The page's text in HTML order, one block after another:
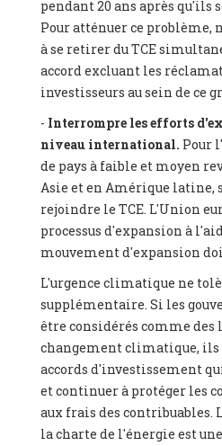
pendant 20 ans après qu'ils
Pour atténuer ce problème,
à se retirer du TCE
accord excluant les
investisseurs au sein de ce
- Interrompre les efforts
niveau international. Pour
de pays à faible et moyen
Asie et en Amérique latine,
rejoindre le TCE. L'Union
processus d'expansion à
mouvement d'expansion
L'urgence climatique ne
supplémentaire. Si les
être considérés comme des
changement climatique, ils
accords d'investissement
et continuer à protéger les
aux frais des contribuables.
la charte de l'énergie est